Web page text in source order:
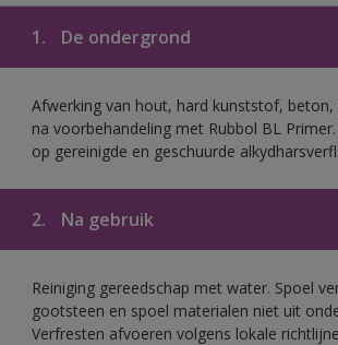
1. De ondergrond
Afwerking van hout, hard kunststof, beton,
na voorbehandeling met Rubbol BL
op gereinigde en geschuurde
2. Na gebruik
Reiniging gereedschap met water. Spoel
gootsteen en spoel materialen niet uit
Verfresten afvoeren volgens lokale